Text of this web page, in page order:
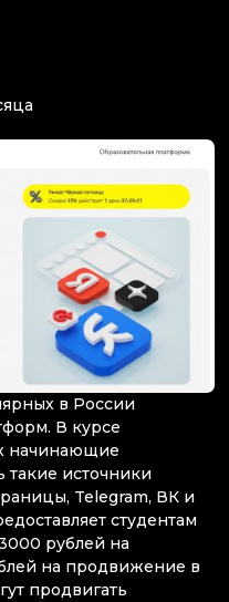
в России
В курсе
начинающие
такие источники
Telegram, ВК и
студентам
рублей на
на продвижение в
продвигать